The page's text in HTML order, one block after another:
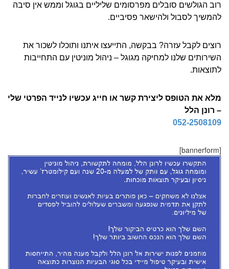
רוב הגולשים סובלים מפרסומים שליליים בגוגל וממש אין סיבה
להמשיך לסבול ולהישאר פסיביים.
רוצים לקבל עזרה? בבקשה, התייעצו איתנו ותוכלו לשכור את
השירותים שלנו למחיקה מגוגל – ניהול מוניטין עם התחייבות
לתוצאות.
מלא את הטופס ליצירת קשר או חייג עכשיו לנייד הפרטי שלי
– רונן הלל
052-2508109